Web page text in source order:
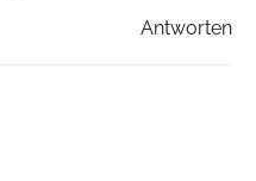
Antworten